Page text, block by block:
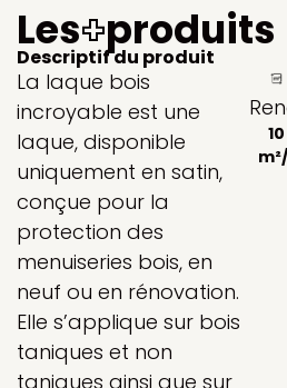
Les+produits
Descriptif du produit
La laque bois
incroyable est une
laque, disponible
uniquement en satin,
conçue pour la
protection des
menuiseries bois, en
neuf ou en rénovation.
Elle s’applique sur bois
taniques et non
taniques ainsi que sur
10